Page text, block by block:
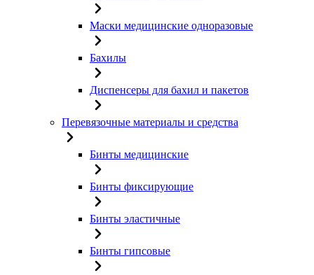
Маски медицинские одноразовые
Бахилы
Диспенсеры для бахил и пакетов
Перевязочные материалы и средства
Бинты медицинские
Бинты фиксирующие
Бинты эластичные
Бинты гипсовые